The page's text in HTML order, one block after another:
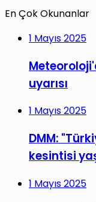
En Çok Okunanlar
1 Mayıs 2025
uyarısı
1 Mayıs 2025
DMM:
kesintisi
1 Mayıs 2025